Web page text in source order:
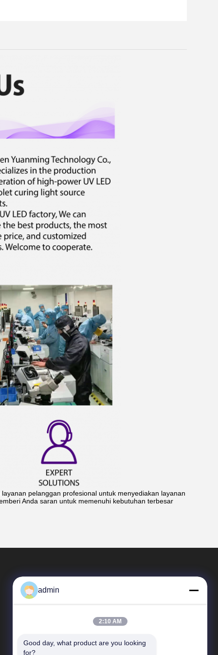
pelanggan profesional untuk menyediakan layanan
Anda saran untuk memenuhi kebutuhan terbesar
Tautan langsung
admin
2:10 AM
Good day, what product are you looking
for?